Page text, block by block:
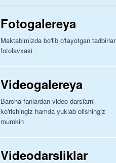
Fotogalereya
Maktabimizda bo'lib o'tayotgan tadbirlar
fotolavxasi
Videogalereya
Barcha fanlardan video darslarni
ko'rishingiz hamda yuklab olishingiz
mumkin
Videodarsliklar